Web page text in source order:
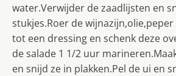
water.Verwijder de zaadlijsten en
stukjes.Roer de
tot een dressing en schenk deze
de salade 1 1/2 uur
en snijd ze in plakken.Pel de ui en